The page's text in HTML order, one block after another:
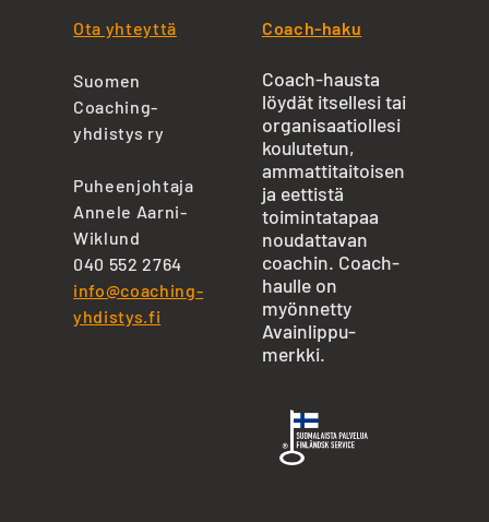
Ota yhteyttä
Suomen
Coaching-
yhdistys ry
Puheenjohtaja
Annele Aarni-
Wiklund
040 552 2764
info@coaching-
yhdistys.fi
Coach-haku
Coach-hausta
löydät itsellesi tai
organisaatiollesi
koulutetun,
ammattitaitoisen
ja eettistä
toimintatapaa
noudattavan
coachin. Coach-
haulle on
myönnetty
Avainlippu-
merkki.